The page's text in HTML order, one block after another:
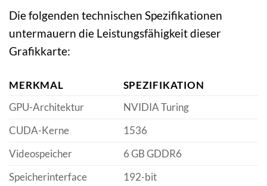
Die folgenden technischen Spezifikationen
untermauern die Leistungsfähigkeit dieser
Grafikkarte:
MERKMAL
SPEZIFIKATION
GPU-Architektur
NVIDIA Turing
CUDA-Kerne
1536
Videospeicher
6 GB GDDR6
Speicherinterface
192-bit